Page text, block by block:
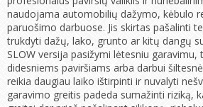
naudojama automobilių dažymo, kėbulo
paruošimo darbuose. Jis skirtas pašalinti
trukdyti dažų, lako, grunto ar kitų dangų
SLOW versija pasižymi lėtesniu garavimu,
didesniems paviršiams arba darbui
reikia daugiau laiko ištirpinti ir nuvalyti
garavimo greitis padeda sumažinti riziką,